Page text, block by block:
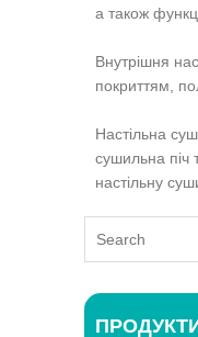
а також
Внутрішня
покриттям,
Настільна
сушильна піч
настільну